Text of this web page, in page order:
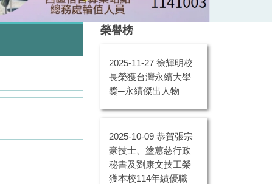
榮譽榜
2025-11-27徐輝明校
長榮獲台灣永續大學
獎─永續傑出人物
2025-10-09恭賀張宗
豪技士、塗蕙慈行政
秘書及劉康文技工榮
獲本校114年績優職